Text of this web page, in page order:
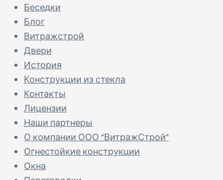
Беседки
Блог
Витражстрой
Двери
История
Конструкции из стекла
Контакты
Лицензии
Наши партнеры
О компании ООО “ВитражСтрой”
Огнестойкие конструкции
Окна